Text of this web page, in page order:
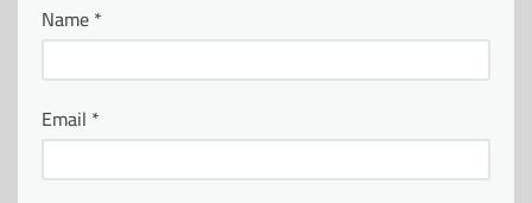
Name*
Email *